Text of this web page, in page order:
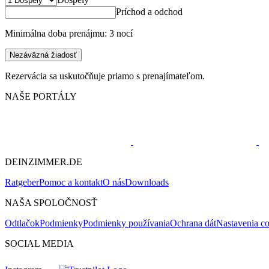
Príchod a odchod
Minimálna doba prenájmu: 3 nocí
Nezáväzná žiadosť
Rezervácia sa uskutočňuje priamo s prenajímateľom.
NAŠE PORTÁLY
DEINZIMMER.DE
RatgeberPomoc a kontaktO násDownloads
NAŠA SPOLOČNOSŤ
OdtlačokPodmienkyPodmienky používaniaOchrana dátNastavenia
SOCIAL MEDIA